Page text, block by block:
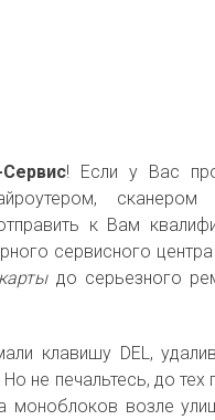
Сервис! Если у Вас
к Вам
сервисного центра
до серьезного
клавишу DEL,
не печальтесь, до
моноблоков возле